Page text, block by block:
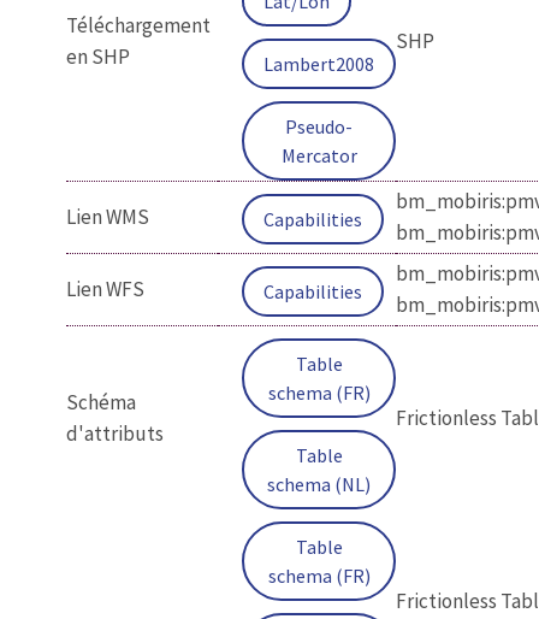
Téléchargement
en SHP
Lambert2008
Pseudo-
Mercator
SHP
Lien WMS Capabilities
Lien WFS Capabilities
Schéma
d'attributs
Table
schema (FR)
Table
schema (NL)
Frictionless
Table
schema (FR)
Frictionless